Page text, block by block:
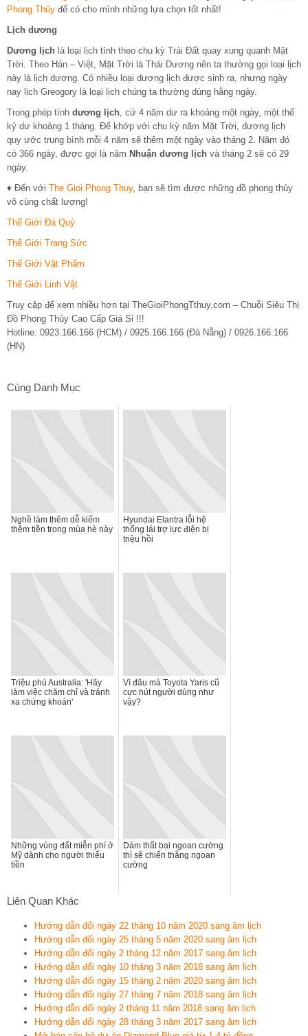
Phong Thủy để có cho mình những lựa chọn tốt nhất!
Lịch dương
Dương lịch là loại lịch tính theo chu kỳ Trái Đất quay xung quanh Mặt
Trời. Theo Hán – Việt, Mặt Trời là Thái Dương nên ta thường gọi loại lịch
này là lịch dương. Có nhiều loại dương lịch được sinh ra, nhưng ngày
nay lịch Greogory là loại lịch chúng ta thường dùng hằng ngày.
Trong phép tính dương lịch, cứ 4 năm dư ra khoảng một ngày, một thế
kỷ dư khoảng 1 tháng. Để khớp với chu kỳ năm Mặt Trời, dương lịch
quy ước trung bình mỗi 4 năm sẽ thêm một ngày vào tháng 2. Năm đó
có 366 ngày, được gọi là năm Nhuận dương lịch và tháng 2 sẽ có 29
ngày.
♦ Đến với The Gioi Phong Thuy, bạn sẽ tìm được những đồ phong thủy
vô cùng chất lượng!
Thế Giới Đá Quý
Thế Giới Trang Sức
Thế Giới Vật Phẩm
Thế Giới Linh Vật
Truy cập để xem nhiều hơn tại TheGioiPhongTthuy.com – Chuỗi Siêu Thị
Đồ Phong Thủy Cao Cấp Giá Sỉ !!!
Hotline: 0923.166.166 (HCM) / 0925.166.166 (Đà Nẵng) / 0926.166.166
(HN)
Cùng Danh Mục
Nghề làm thêm dễ kiếm
thêm tiền trong mùa hè này
Hyundai Elantra lỗi hệ
thống lái trợ lực điện bị
triệu hồi
Triệu phú Australia: 'Hãy
làm việc chăm chỉ và tránh
xa chứng khoán'
Vì đâu mà Toyota Yaris cũ
cực hút người dùng như
vậy?
Những vùng đất miễn phí ở
Mỹ dành cho người thiếu
tiền
Dám thất bại ngoan cường
thì sẽ chiến thắng ngoan
cường
Liên Quan Khác
Hướng dẫn đổi ngày 22 tháng 10 năm 2020 sang âm lịch
Hướng dẫn đổi ngày 25 tháng 5 năm 2020 sang âm lịch
Hướng dẫn đổi ngày 2 tháng 12 năm 2017 sang âm lịch
Hướng dẫn đổi ngày 10 tháng 3 năm 2018 sang âm lịch
Hướng dẫn đổi ngày 15 tháng 2 năm 2020 sang âm lịch
Hướng dẫn đổi ngày 27 tháng 7 năm 2018 sang âm lịch
Hướng dẫn đổi ngày 2 tháng 11 năm 2018 sang âm lịch
Hướng dẫn đổi ngày 28 tháng 3 năm 2017 sang âm lịch